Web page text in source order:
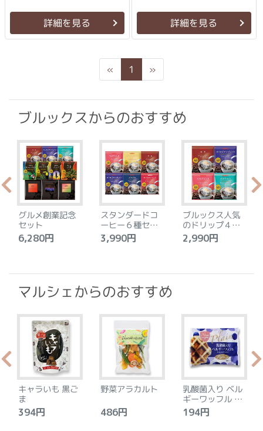
詳細を見る 詳細を見る
« Previous
1 »Next
ブルックスからのおすすめ
グルメ創業記念
セット
6,280円
スタンダードコ
ーヒー６種セッ
ト
3,990円
ブルックス人気
のドリップ４種
セット
2,990円
マルシェからのおすすめ
キャラいも 黒ご
ま
394円
野菜アラカルト
486円
乳酸菌入り ベル
ギーワッフル プ
レーン
194円